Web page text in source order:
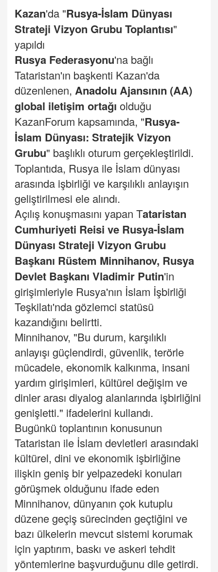
Kazan'da "Rusya-İslam Dünyası
Strateji Vizyon Grubu Toplantısı"
yapıldı
Rusya Federasyonu'na bağlı
Tataristan'ın başkenti Kazan'da
düzenlenen, Anadolu Ajansının (AA)
global iletişim ortağı olduğu
KazanForum kapsamında, "Rusya-
İslam Dünyası: Stratejik Vizyon
Grubu" başlıklı oturum gerçekleştirildi.
Toplantıda, Rusya ile İslam dünyası
arasında işbirliği ve karşılıklı anlayışın
geliştirilmesi ele alındı.
Açılış konuşmasını yapan Tataristan
Cumhuriyeti Reisi ve Rusya-İslam
Dünyası Strateji Vizyon Grubu
Başkanı Rüstem Minnihanov, Rusya
Devlet Başkanı Vladimir Putin'in
girişimleriyle Rusya'nın İslam İşbirliği
Teşkilatı'nda gözlemci statüsü
kazandığını belirtti.
Minnihanov, "Bu durum, karşılıklı
anlayışı güçlendirdi, güvenlik, terörle
mücadele, ekonomik kalkınma, insani
yardım girişimleri, kültürel değişim ve
dinler arası diyalog alanlarında işbirliğini
genişletti." ifadelerini kullandı.
Bugünkü toplantının konusunun
Tataristan ile İslam devletleri arasındaki
kültürel, dini ve ekonomik işbirliğine
ilişkin geniş bir yelpazedeki konuları
görüşmek olduğunu ifade eden
Minnihanov, dünyanın çok kutuplu
düzene geçiş sürecinden geçtiğini ve
bazı ülkelerin mevcut sistemi korumak
için yaptırım, baskı ve askeri tehdit
yöntemlerine başvurduğunu dile getirdi.